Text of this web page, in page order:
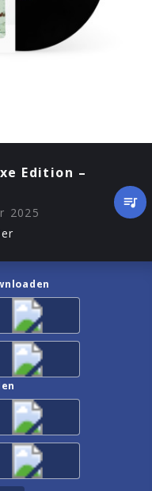
Edition –
2025